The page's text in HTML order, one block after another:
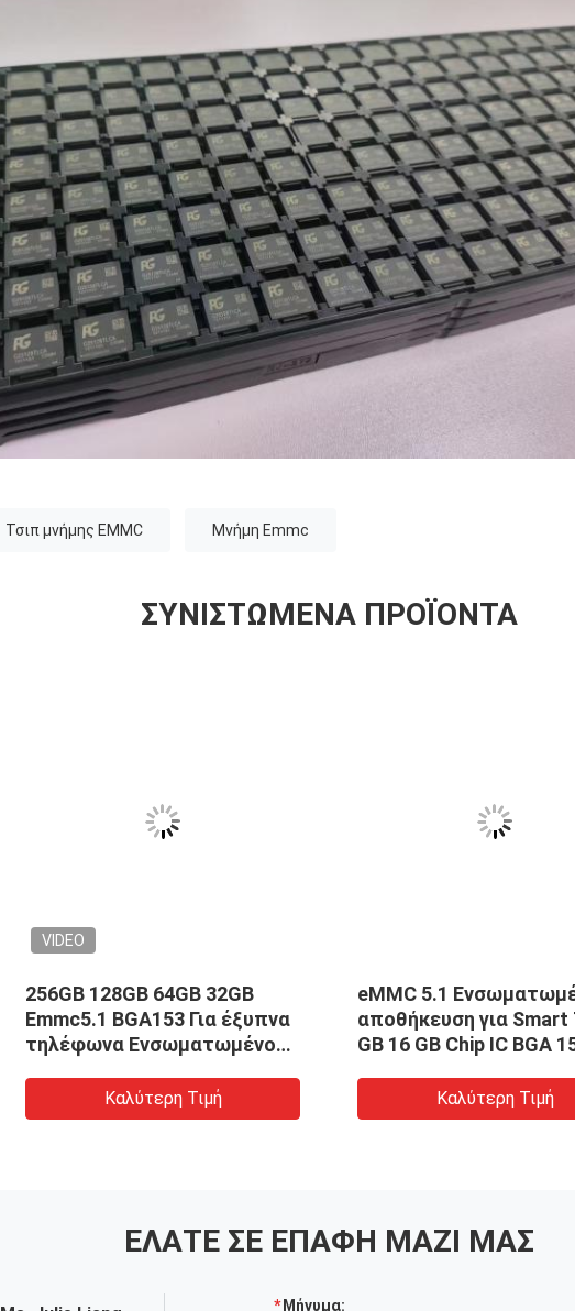
Τσιπ μνήμης EMMC Μνήμη Emmc
ΣΥΝΙΣΤΏΜΕΝΑ ΠΡΟΪΌΝΤΑ
VIDEO
256GB 128GB 64GB 32GB
Emmc5.1 BGA153 Για έξυπνα
τηλέφωνα Ενσωματωμένο
Καλύτερη Τιμή
eMMC 5.1
αποθήκευση για Smart
GB 16 GB Chip IC BGA
Καλύτερη Τιμή
ΕΛΆΤΕ ΣΕ ΕΠΑΦΉ ΜΑΖΊ ΜΑΣ
Μήνυμα: